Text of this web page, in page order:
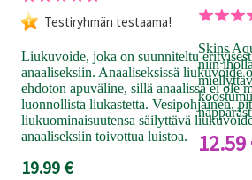
Testiryhmän testaama!
Liukuvoide, joka on suunniteltu
anaaliseksiin. Anaaliseksissä liukuvoide
ehdoton apuväline, sillä anaalissa ei ole
luonnollista liukastetta. Vesipohjainen,
liukuominaisuutensa säilyttävä
anaaliseksiin toivottua luistoa.
19.99 €
Skins
niin
12.59